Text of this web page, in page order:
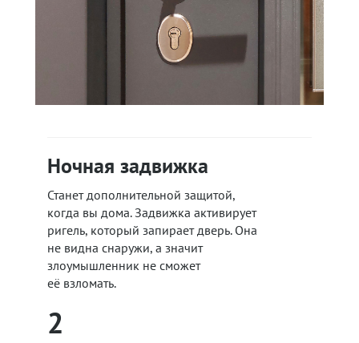
Ночная задвижка
Станет дополнительной защитой,
когда вы дома. Задвижка активирует
ригель, который запирает дверь. Она
не видна снаружи, а значит
злоумышленник не сможет
её взломать.
2